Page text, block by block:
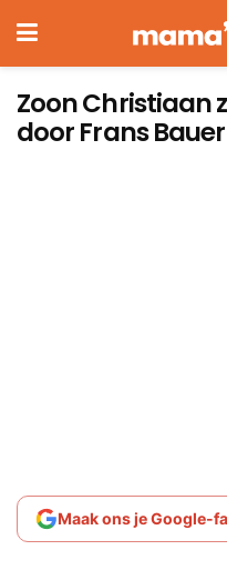
Zoon Christiaan
door Frans Bauer
Maak ons je Google-